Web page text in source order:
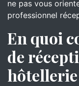
ne pas vous
professionnel
En quoi
de